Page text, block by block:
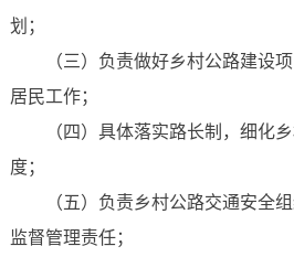
划；
（三）负责做好乡村公路建设
居民工作；
（四）具体落实路长制，细化
度；
（五）负责乡村公路交通安全
监督管理责任；